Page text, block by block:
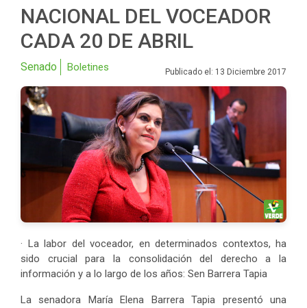
NACIONAL DEL VOCEADO​R ​
CADA​ 20 DE ABRIL
Senado Boletines Publicado el: 13 Diciembre 2017
· La labor del voceador, en determinados contextos, ha
sido crucial para la consolidación del derecho a la
información y a lo largo de los años: Sen Barrera Tapia
La senadora María Elena Barrera Tapia presentó una